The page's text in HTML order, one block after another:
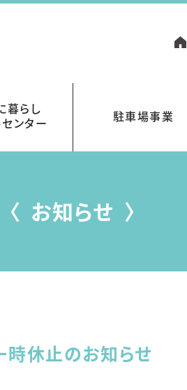
暮らし
ンター
駐車場事業
お知らせ
休止のお知らせ